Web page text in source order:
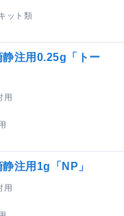
ット類
静注用0.25g「トー
用
注用1g「NP」
用